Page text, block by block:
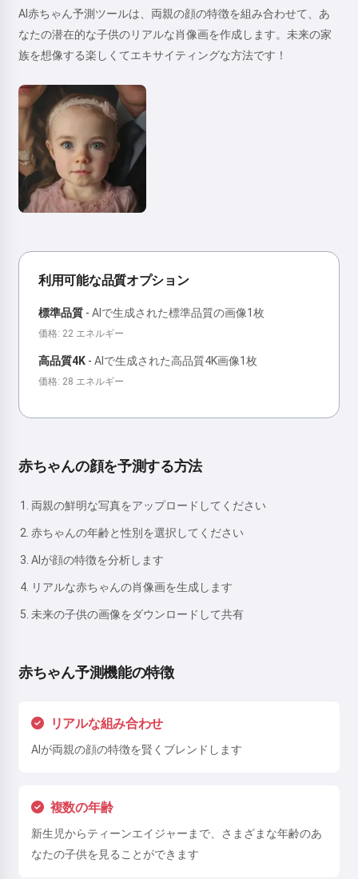
AI赤ちゃん予測ツールは、両親の顔の特徴を組み合わせて、あ
なたの潜在的な子供のリアルな肖像画を作成します。未来の家
族を想像する楽しくてエキサイティングな方法です！
利用可能な品質オプション
標準品質 - AIで生成された標準品質の画像1枚
価格: 22 エネルギー
高品質4K - AIで生成された高品質4K画像1枚
価格: 28 エネルギー
赤ちゃんの顔を予測する方法
両親の鮮明な写真をアップロードしてください
赤ちゃんの年齢と性別を選択してください
AIが顔の特徴を分析します
リアルな赤ちゃんの肖像画を生成します
未来の子供の画像をダウンロードして共有
赤ちゃん予測機能の特徴
リアルな組み合わせ
AIが両親の顔の特徴を賢くブレンドします
複数の年齢
新生児からティーンエイジャーまで、さまざまな年齢のあ
なたの子供を見ることができます